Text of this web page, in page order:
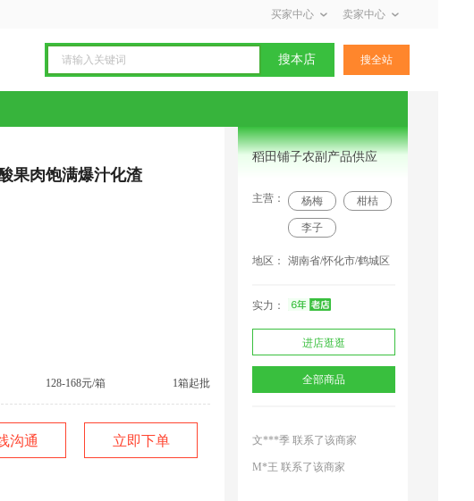
买家中心 卖家中心
搜本店 搜全站
果肉饱满爆汁化渣
128-168元/箱 1箱起批
沟通 立即下单
稻田铺子农副产品供应
主营： 杨梅 柑桔
李子
地区： 湖南省/怀化市/鹤城区
实力：
进店逛逛
全部商品